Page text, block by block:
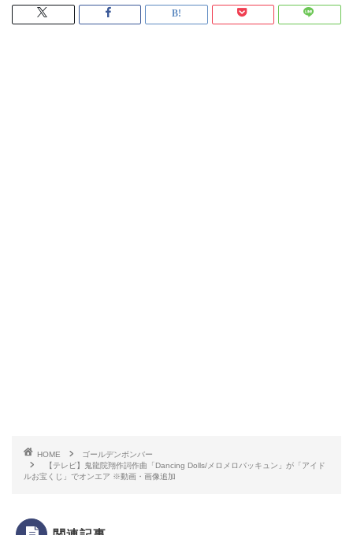
HOME
ゴールデンボンバー
【テレビ】鬼龍院翔作詞作曲「Dancing Dolls/メロメロバッキュン」が「アイド
ルお宝くじ」でオンエア ※動画・画像追加